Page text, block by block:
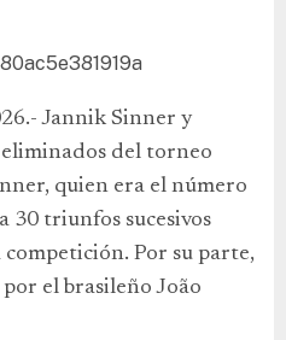
Jannik Sinner y
del torneo
quien era el número
30 triunfos sucesivos
competición. Por su parte,
el brasileño João